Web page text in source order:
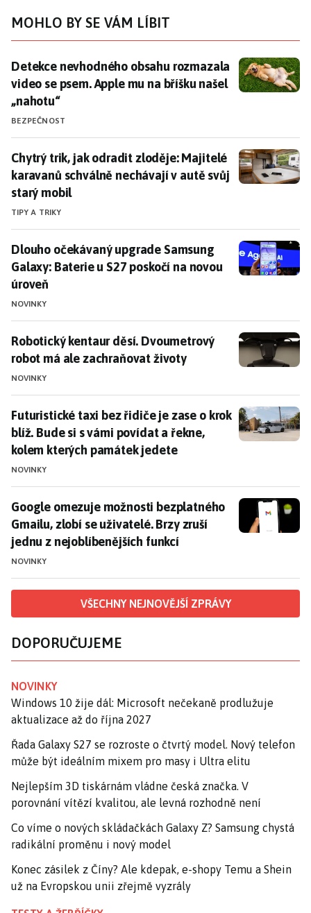
MOHLO BY SE VÁM LÍBIT
Detekce nevhodného obsahu rozmazala video se
Detekce nevhodného obsahu rozmazala
video se psem. Apple mu na bříšku našel
„nahotu“
BEZPEČNOST
Chytrý trik, jak odradit zloděje: Majitelé karavanů
Chytrý trik, jak odradit zloděje: Majitelé
karavanů schválně nechávají v autě svůj
starý mobil
TIPY A TRIKY
Dlouho očekávaný upgrade Samsung Galaxy: Baterie
Dlouho očekávaný upgrade Samsung
Galaxy: Baterie u S27 poskočí na novou
úroveň
NOVINKY
Robotický kentaur děsí. Dvoumetrový robot má ale
Robotický kentaur děsí. Dvoumetrový
robot má ale zachraňovat životy
NOVINKY
Futuristické taxi bez řidiče je zase o krok blíž. Bude
Futuristické taxi bez řidiče je zase o krok
blíž. Bude si s vámi povídat a řekne,
kolem kterých památek jedete
NOVINKY
Google omezuje možnosti bezplatného Gmailu,
Google omezuje možnosti bezplatného
Gmailu, zlobí se uživatelé. Brzy zruší
jednu z nejoblíbenějších funkcí
NOVINKY
VŠECHNY NEJNOVĚJŠÍ ZPRÁVY
DOPORUČUJEME
NOVINKY
Windows 10 žije dál: Microsoft nečekaně prodlužuje
aktualizace až do října 2027
Řada Galaxy S27 se rozroste o čtvrtý model. Nový telefon
může být ideálním mixem pro masy i Ultra elitu
Nejlepším 3D tiskárnám vládne česká značka. V
porovnání vítězí kvalitou, ale levná rozhodně není
Co víme o nových skládačkách Galaxy Z? Samsung chystá
radikální proměnu i nový model
Konec zásilek z Číny? Ale kdepak, e-shopy Temu a Shein
už na Evropskou unii zřejmě vyzrály